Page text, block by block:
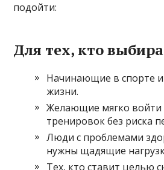
подойти:
Для тех, кто
Начинающие в спорте
жизни.
Желающие мягко
тренировок без риска
Люди с проблемами
нужны щадящие
Тех, кто ставит целью